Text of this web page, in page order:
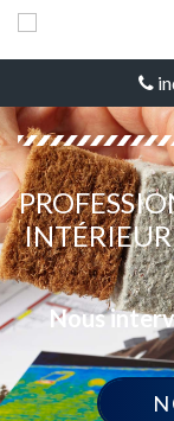
INTÉRIEUR
Nous